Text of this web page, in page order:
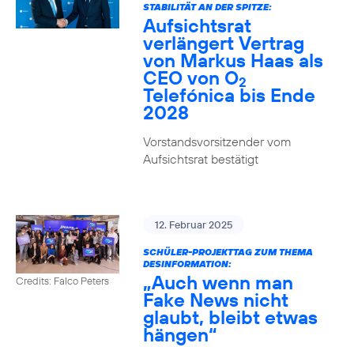
STABILITÄT AN DER SPITZE:
Aufsichtsrat
verlängert Vertrag
von Markus Haas als
CEO von O2
Telefónica bis Ende
2028
Vorstandsvorsitzender vom
Aufsichtsrat bestätigt
Credits: Falco Peters
12. Februar 2025
SCHÜLER-PROJEKTTAG ZUM THEMA
DESINFORMATION:
„Auch wenn man
Fake News nicht
glaubt, bleibt etwas
hängen“